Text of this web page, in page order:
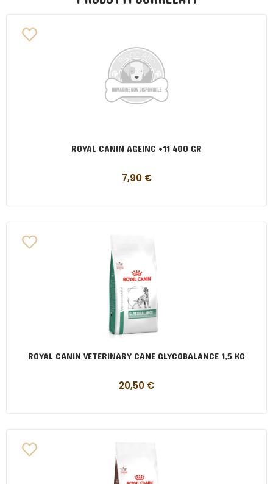
ROYAL CANIN AGEING +11 400 GR
7,90 €
ROYAL CANIN VETERINARY CANE GLYCOBALANCE 1,5 KG
20,50 €